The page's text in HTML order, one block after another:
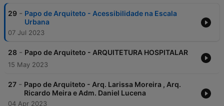
29 - Papo de Arquiteto - Acessibilidade na Escala
Urbana
07 Jul 2023
28 - Papo de Arquiteto - ARQUITETURA HOSPITALAR
15 May 2023
27 - Papo de Arquiteto - Arq. Larissa Moreira , Arq.
Ricardo Meira e Adm. Daniel Lucena
04 Apr 2023